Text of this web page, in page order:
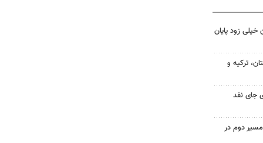
خیلی زود پایان
ترکیه و
جای نقد
دوم در